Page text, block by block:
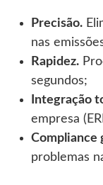
Precisão.
nas
Rapidez.
segundos;
Integração
empresa
Compliance
problemas